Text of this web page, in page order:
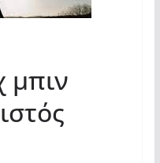
μπιν